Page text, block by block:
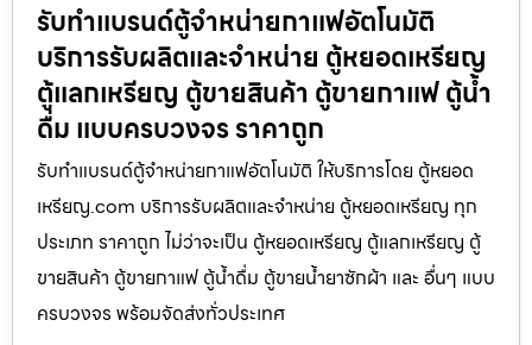
รับทำแบรนด์ตู้จำหน่ายกาแฟ​อัตโนมัติ
บริการรับผลิตและจำหน่าย ตู้หยอดเหรียญ
ตู้แลกเหรียญ ตู้ขายสินค้า ตู้ขายกาแฟ ตู้น้ำ
ดื่ม แบบครบวงจร ราคาถูก
รับทำแบรนด์ตู้จำหน่ายกาแฟ​อัตโนมัติ ให้บริการโดย ตู้หยอด
เหรียญ.com บริการรับผลิตและจำหน่าย ตู้หยอดเหรียญ ทุก
ประเภท ราคาถูก ไม่ว่าจะเป็น ตู้หยอดเหรียญ ตู้แลกเหรียญ ตู้
ขายสินค้า ตู้ขายกาแฟ ตู้น้ำดื่ม ตู้ขายน้ำยาซักผ้า และ อื่นๆ แบบ
ครบวงจร พร้อมจัดส่งทั่วประเทศ